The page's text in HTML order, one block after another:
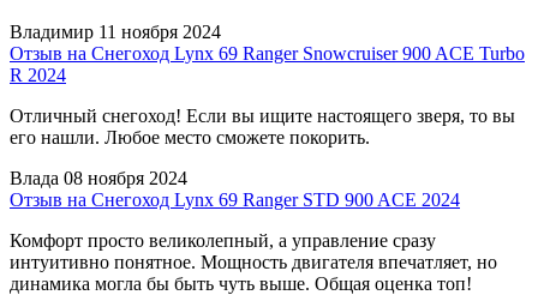
Владимир 11 ноября 2024
Отзыв на Снегоход Lynx 69 Ranger Snowcruiser 900 ACE Turbo
R 2024
Отличный снегоход! Если вы ищите настоящего зверя, то вы
его нашли. Любое место сможете покорить.
Влада 08 ноября 2024
Отзыв на Снегоход Lynx 69 Ranger STD 900 ACE 2024
Комфорт просто великолепный, а управление сразу
интуитивно понятное. Мощность двигателя впечатляет, но
динамика могла бы быть чуть выше. Общая оценка топ!